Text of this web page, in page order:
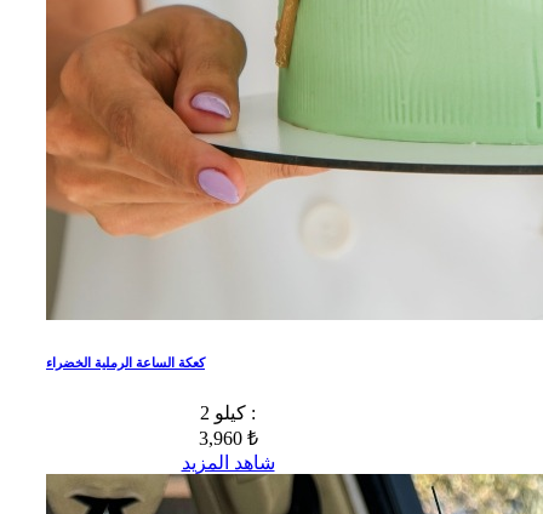
كعكة الساعة الرملية الخضراء
2 كيلو :
3,960 ₺
شاهد المزيد